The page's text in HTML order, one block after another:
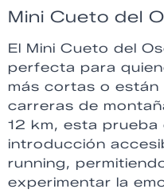
Mini Cueto del
El Mini Cueto del
perfecta para
más cortas o
carreras de
12 km, esta prueba
introducción
running,
experimentar la